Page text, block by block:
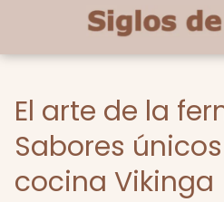
El arte de la
Sabores
cocina Vikinga